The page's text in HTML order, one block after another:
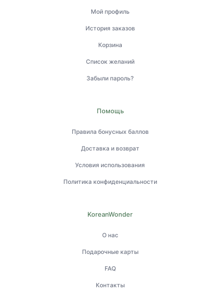
Мой профиль
История заказов
Корзина
Список желаний
Забыли пароль?
Помощь
Правила бонусных баллов
Доставка и возврат
Условия использования
Политика конфиденциальности
KoreanWonder
О нас
Подарочные карты
FAQ
Контакты